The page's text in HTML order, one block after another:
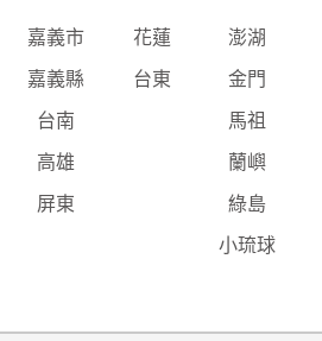
嘉義市 花蓮 澎湖
嘉義縣 台東 金門
台南 馬祖
高雄 蘭嶼
屏東 綠島
小琉球